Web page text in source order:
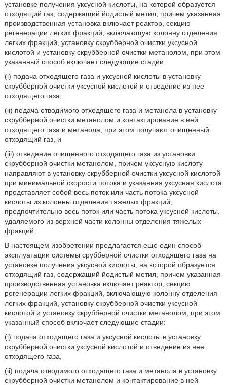
установке получения уксусной кислоты, на которой образуется
отходящий газ, содержащий йодистый метил, причем указанная
производственная установка включает реактор, секцию
регенерации легких фракций, включающую колонну отделения
легких фракций, установку скрубберной очистки уксусной
кислотой и установку скрубберной очистки метанолом, при этом
указанный способ включает следующие стадии:
(i) подача отходящего газа и уксусной кислоты в установку
скрубберной очистки уксусной кислотой и отведение из нее
отходящего газа,
(ii) подача отводимого отходящего газа и метанола в установку
скрубберной очистки метанолом и контактирование в ней
отходящего газа и метанола, при этом получают очищенный
отходящий газ, и
(iii) отведение очищенного отходящего газа из установки
скрубберной очистки метанолом, причем уксусную кислоту
направляют в установку скрубберной очистки уксусной кислотой
при минимальной скорости потока и указанная уксусная кислота
представляет собой весь поток или часть потока уксусной
кислоты из колонны отделения тяжелых фракций,
предпочтительно весь поток или часть потока уксусной кислоты,
удаляемого из верхней части колонны отделения тяжелых
фракций.
В настоящем изобретении предлагается еще один способ
эксплуатации системы срубберной очистки отходящего газа на
установке получения уксусной кислоты, на которой образуется
отходящий газ, содержащий йодистый метил, причем указанная
производственная установка включает реактор, секцию
регенерации легких фракций, включающую колонну отделения
легких фракций, установку скрубберной очистки уксусной
кислотой и установку скрубберной очистки метанолом, при этом
указанный способ включает следующие стадии:
(i) подача отходящего газа и уксусной кислоты в установку
скрубберной очистки уксусной кислотой и отведение из нее
отходящего газа,
(ii) подача отводимого отходящего газа и метанола в установку
скрубберной очистки метанолом и контактирование в ней